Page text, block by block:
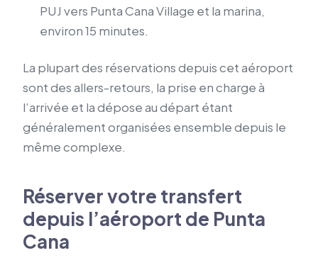
PUJ vers Punta Cana Village et la marina,
environ 15 minutes.
La plupart des réservations depuis cet aéroport
sont des allers-retours, la prise en charge à
l’arrivée et la dépose au départ étant
généralement organisées ensemble depuis le
même complexe.
Réserver votre transfert
depuis l’aéroport de Punta
Cana